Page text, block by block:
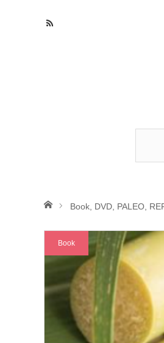
ホームBook DVD PALEO
Book